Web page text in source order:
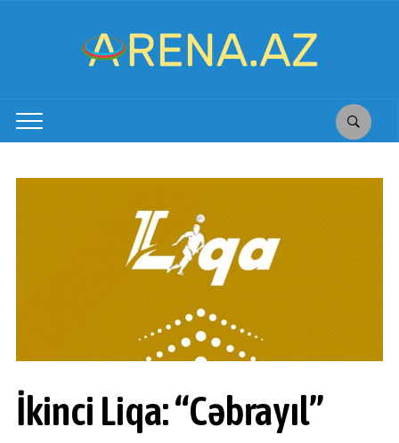
İkinci Liqa: “Cəbrayıl”